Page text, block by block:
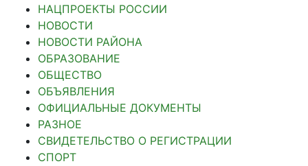
НАЦПРОЕКТЫ РОССИИ
НОВОСТИ
НОВОСТИ РАЙОНА
ОБРАЗОВАНИЕ
ОБЩЕСТВО
ОБЪЯВЛЕНИЯ
ОФИЦИАЛЬНЫЕ ДОКУМЕНТЫ
РАЗНОЕ
СВИДЕТЕЛЬСТВО О РЕГИСТРАЦИИ
СПОРТ